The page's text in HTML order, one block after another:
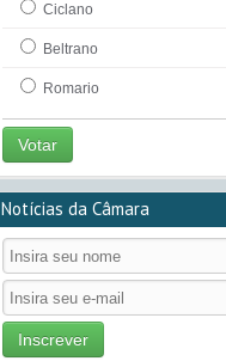
Ciclano
Beltrano
Romario
Votar
Notícias da Câmara
Inscrever